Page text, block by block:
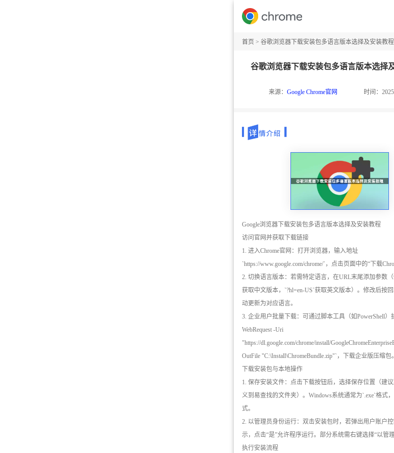
首页 > 谷歌浏览器下载安装包多语言版本选择及安装教程
谷歌浏览器下载安装包多语言版本选择
来源： Google Chrome官网 时间：
Google浏览器下载安装包多语言版本选择及安装教程
访问官网并获取下载链接
1. 进入Chrome官网：打开浏览器，输入地址
`https://www.google.com/chrome/`，点击页面中的“下载
2. 切换语言版本：若需特定语言，在URL末尾添加参数（
获取中文版本，`?hl=en-US`获取英文版本）。修改后按
动更新为对应语言。
3. 企业用户批量下载：可通过脚本工具（如PowerShell）
WebRequest -Uri
"https://dl.google.com/chrome/install/
OutFile "C:\Install\ChromeBundle.zip"`，下载企业版压缩包。
下载安装包与本地操作
1. 保存安装文件：点击下载按钮后，选择保存位置（建
义到易查找的文件夹）。Windows系统通常为`.exe`格式
式。
2. 以管理员身份运行：双击安装包时，若弹出用户账户
示，点击“是”允许程序运行。部分系统需右键选择“以管理
执行安装流程